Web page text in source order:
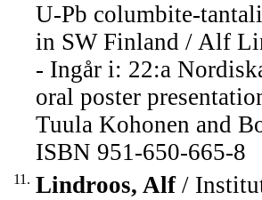
U-Pb columbite-
in SW Finland / Alf
- Ingår i: 22:a
oral poster
Tuula Kohonen and
ISBN 951-650-665-8
11. Lindroos, Alf/